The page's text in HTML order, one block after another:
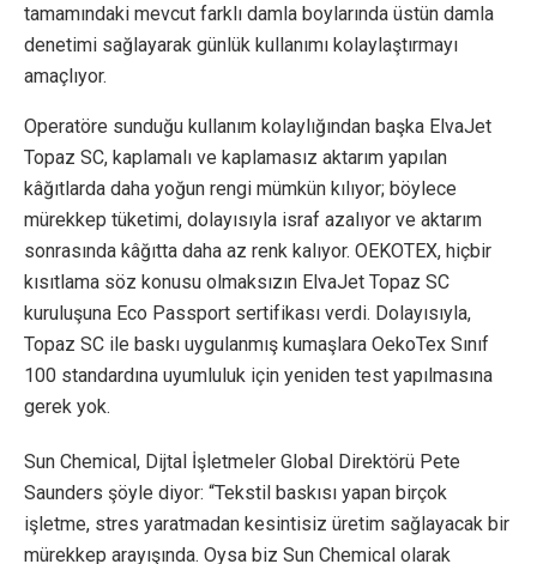
tamamındaki mevcut farklı damla boylarında üstün damla
denetimi sağlayarak günlük kullanımı kolaylaştırmayı
amaçlıyor.
Operatöre sunduğu kullanım kolaylığından başka ElvaJet
Topaz SC, kaplamalı ve kaplamasız aktarım yapılan
kâğıtlarda daha yoğun rengi mümkün kılıyor; böylece
mürekkep tüketimi, dolayısıyla israf azalıyor ve aktarım
sonrasında kâğıtta daha az renk kalıyor. OEKOTEX, hiçbir
kısıtlama söz konusu olmaksızın ElvaJet Topaz SC
kuruluşuna Eco Passport sertifikası verdi. Dolayısıyla,
Topaz SC ile baskı uygulanmış kumaşlara OekoTex Sınıf
100 standardına uyumluluk için yeniden test yapılmasına
gerek yok.
Sun Chemical, Dijtal İşletmeler Global Direktörü Pete
Saunders şöyle diyor: “Tekstil baskısı yapan birçok
işletme, stres yaratmadan kesintisiz üretim sağlayacak bir
mürekkep arayışında. Oysa biz Sun Chemical olarak